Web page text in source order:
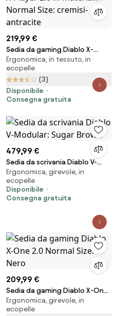
219,99 €
Sedia da gaming Diablo X-
Player 2.0 in materiale Normal
Size: cremisi-antracite
Ergonomica, in tessuto, in
ecopelle
(3)
Disponibile
Consegna gratuita
479,99 €
Sedia da scrivania Diablo V-
Modular: Sugar Brown
Ergonomica, girevole, in
ecopelle
Disponibile
Consegna gratuita
209,99 €
Sedia da gaming Diablo X-One
2.0 Normal Size: Nero
Ergonomica, girevole, in
ecopelle